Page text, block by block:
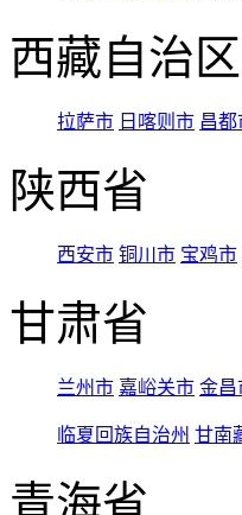
西藏自治区
拉萨市 日喀则市 昌都
陕西省
西安市 铜川市 宝鸡市
甘肃省
兰州市 嘉峪关市 金昌
临夏回族自治州 甘南
青海省